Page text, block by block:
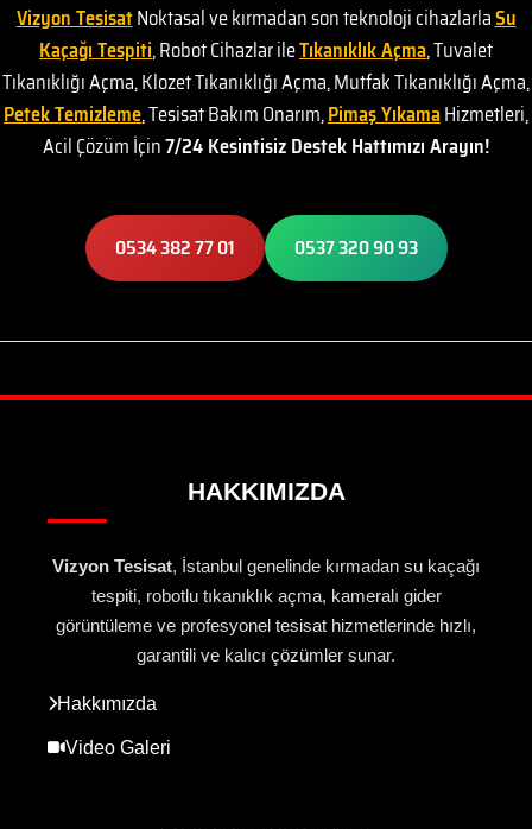
Vizyon TesisatNoktasal ve kırmadan son teknoloji cihazlarlaSu
Kaçağı Tespiti, Robot Cihazlar ileTıkanıklık Açma, Tuvalet
Tıkanıklığı Açma, Klozet Tıkanıklığı Açma, Mutfak Tıkanıklığı Açma,
Petek Temizleme, Tesisat Bakım Onarım,Pimaş YıkamaHizmetleri,
Acil Çözüm İçin7/24 Kesintisiz Destek Hattımızı Arayın!
0534 382 77 01 0537 320 90 93
HAKKIMIZDA
Vizyon Tesisat, İstanbul genelinde kırmadan su kaçağı
tespiti, robotlu tıkanıklık açma, kameralı gider
görüntüleme ve profesyonel tesisat hizmetlerinde hızlı,
garantili ve kalıcı çözümler sunar.
Hakkımızda
Video Galeri